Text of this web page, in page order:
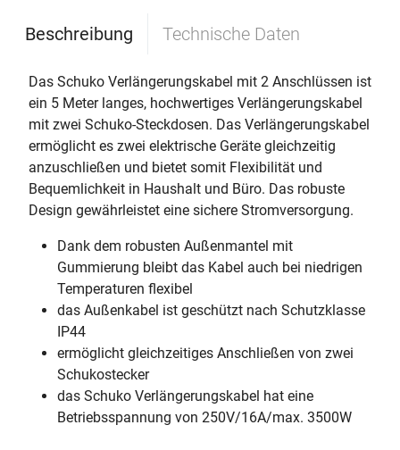
Beschreibung Technische Daten
Das Schuko Verlängerungskabel mit 2 Anschlüssen ist
ein 5 Meter langes, hochwertiges Verlängerungskabel
mit zwei Schuko-Steckdosen. Das Verlängerungskabel
ermöglicht es zwei elektrische Geräte gleichzeitig
anzuschließen und bietet somit Flexibilität und
Bequemlichkeit in Haushalt und Büro. Das robuste
Design gewährleistet eine sichere Stromversorgung.
Dank dem robusten Außenmantel mit
Gummierung bleibt das Kabel auch bei niedrigen
Temperaturen flexibel
das Außenkabel ist geschützt nach Schutzklasse
IP44
ermöglicht gleichzeitiges Anschließen von zwei
Schukostecker
das Schuko Verlängerungskabel hat eine
Betriebsspannung von 250V/16A/max. 3500W